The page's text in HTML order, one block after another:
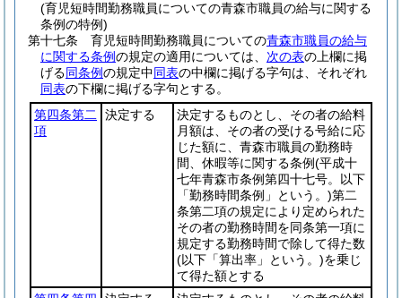
(育児短時間勤務職員についての青森市職員の給与に関する
条例の特例)
第十七条
育児短時間勤務職員についての青森市職員の給与
に関する条例の規定の適用については、 次の表の上欄に掲
げる同条例の規定中同表の中欄に掲げる字句は、それぞれ
同表の下欄に掲げる字句とする。
第四条第二
項
決定する
決定するものとし、その者の給料
月額は、その者の受ける号給に応
じた額に、青森市職員の勤務時
間、休暇等に関する条例(平成十
七年青森市条例第四十七号。以下
「勤務時間条例」という。)第二
条第二項の規定により定められた
その者の勤務時間を同条第一項に
規定する勤務時間で除して得た数
(以下「算出率」という。)を乗じ
て得た額とする